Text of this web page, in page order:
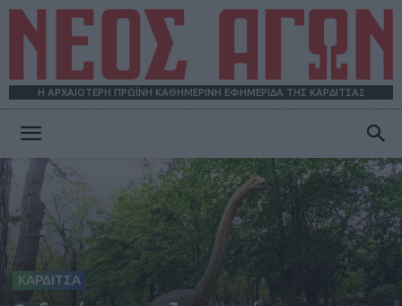
Η ΑΡΧΑΙΟΤΕΡΗ ΠΡΩΪΝΗ ΚΑΘΗΜΕΡΙΝΗ ΕΦΗΜΕΡΙΔΑ ΤΗΣ ΚΑΡΔΙΤΣΑΣ
ΑΓΩΝ
ΚΑΡΔΙΤΣΑ